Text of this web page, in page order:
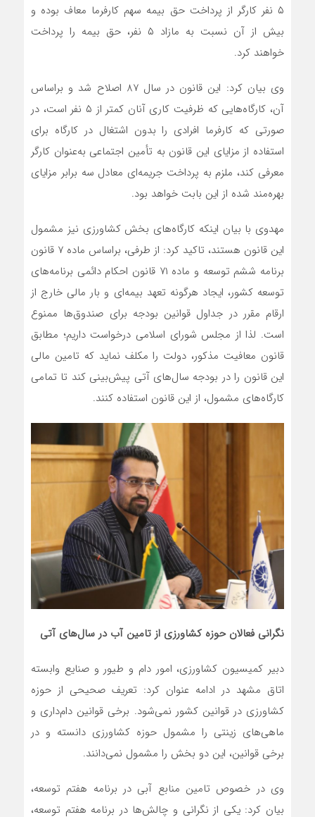
۵ نفر کارگر از پرداخت حق بیمه سهم کارفرما معاف بوده و
بیش از آن نسبت به مازاد ۵ نفر، حق بیمه را پرداخت
خواهند کرد.
وی بیان کرد: این قانون در سال 87 اصلاح شد و براساس
آن، کارگاه‌هایی که ظرفیت کاری آنان کمتر از ۵ نفر است، در
صورتی که کارفرما افرادی را بدون اشتغال در کارگاه برای
استفاده از ‌مزایای این قانون به تأمین اجتماعی به‌عنوان کارگر
معرفی کند، ملزم به پرداخت جریمه‌ای معادل سه برابر مزایای
بهره‌مند شده از این بابت خواهد بود.
مهدوی با بیان اینکه کارگاه‌های بخش کشاورزی نیز مشمول
این قانون هستند، تاکید کرد: از طرفی، براساس ماده 7 قانون
برنامه ششم توسعه و ماده ۷۱ قانون احکام دائمی برنامه‌های
توسعه کشور، ایجاد هرگونه تعهد بیمه‌ای و بار مالی خارج از
ارقام مقرر در جداول قوانین بودجه برای صندوق‌ها ممنوع
است. لذا از مجلس شورای اسلامی درخواست داریم؛ مطابق
قانون معافیت مذکور، دولت را مکلف نماید که تامین مالی
این قانون را در بودجه سال‌های آتی پیش‌بینی کند تا تمامی
کارگاه‌های مشمول، از این قانون استفاده کنند.
نگرانی فعالان حوزه کشاورزی از تامین آب در سال‌های آتی
دبیر کمیسیون کشاورزی، امور دام و طیور و صنایع وابسته
اتاق مشهد در ادامه عنوان کرد: تعریف صحیحی از حوزه
کشاورزی در قوانین کشور نمی‌شود. برخی قوانین دام‌داری و
ماهی‌های زینتی را مشمول حوزه کشاورزی دانسته و در
برخی قوانین، این دو بخش را مشمول نمی‌دانند.
وی در خصوص تامین منابع آبی در برنامه هفتم توسعه،
بیان کرد: یکی از نگرانی و چالش‌ها در برنامه هفتم توسعه،